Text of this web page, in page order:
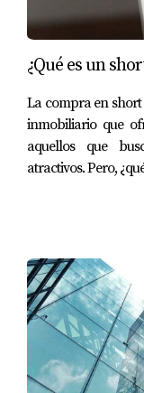
¿Qué es un
La compra en short
inmobiliario que
aquellos que
atractivos. Pero,